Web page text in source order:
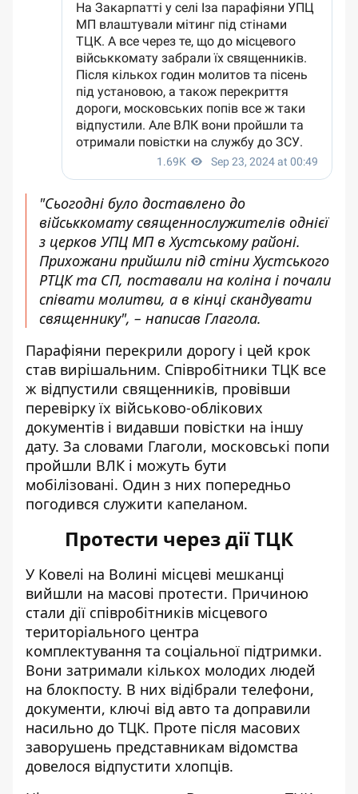
"Сьогодні було доставлено до
військкомату священнослужителів однієї
з церков УПЦ МП в Хустському районі.
Прихожани прийшли під стіни Хустського
РТЦК та СП, поставали на коліна і почали
співати молитви, а в кінці скандувати
священнику", – написав Глагола.
Парафіяни перекрили дорогу і цей крок
став вирішальним. Співробітники ТЦК все
ж відпустили священників, провівши
перевірку їх військово-облікових
документів і видавши повістки на іншу
дату. За словами Глаголи, московські попи
пройшли ВЛК і можуть бути
мобілізовані. Один з них попередньо
погодився служити капеланом.
Протести через дії ТЦК
У Ковелі на Волині місцеві мешканці
вийшли на масові протести. Причиною
стали дії співробітників місцевого
територіального центра
комплектування та соціальної підтримки.
Вони затримали кількох молодих людей
на блокпосту. В них відібрали телефони,
документи, ключі від авто та доправили
насильно до ТЦК. Проте після масових
заворушень представникам відомства
довелося відпустити хлопців.